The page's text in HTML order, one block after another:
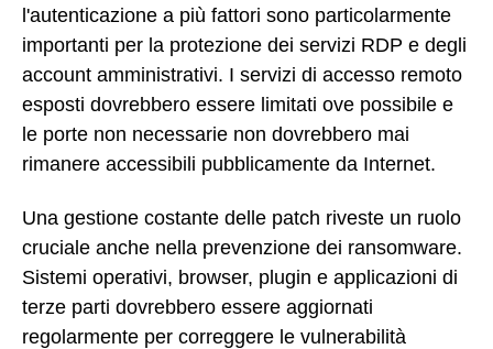
l'autenticazione a più fattori sono particolarmente
importanti per la protezione dei servizi RDP e degli
account amministrativi. I servizi di accesso remoto
esposti dovrebbero essere limitati ove possibile e
le porte non necessarie non dovrebbero mai
rimanere accessibili pubblicamente da Internet.
Una gestione costante delle patch riveste un ruolo
cruciale anche nella prevenzione dei ransomware.
Sistemi operativi, browser, plugin e applicazioni di
terze parti dovrebbero essere aggiornati
regolarmente per correggere le vulnerabilità